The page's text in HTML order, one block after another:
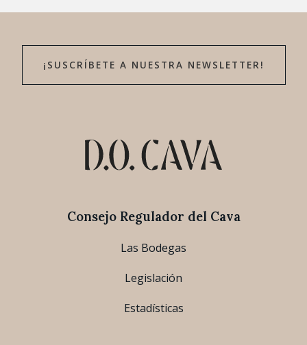
¡SUSCRÍBETE A NUESTRA NEWSLETTER!
Consejo Regulador del Cava
Las Bodegas
Legislación
Estadísticas